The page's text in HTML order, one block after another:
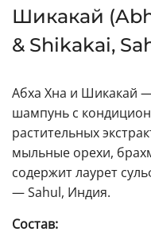
Шикакай
& Shikakai,
Абха Хна и Шикакай
шампунь с
растительных
мыльные орехи,
содержит лаурет
— Sahul, Индия.
Состав: